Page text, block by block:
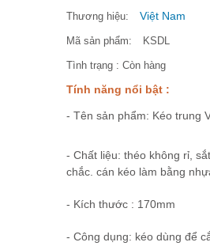
Thương hiệu: Việt Nam
Mã sản phẩm: KSDL
Tình trạng : Còn hàng
Tính năng nổi bật :
- Tên sản phẩm: Kéo trung
- Chất liệu: théo không rỉ,
chắc. cán kéo làm bằng
- Kích thước : 170mm
- Công dụng: kéo dùng để